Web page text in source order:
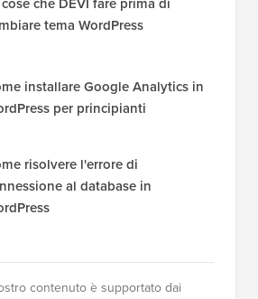
tema WordPress
installare Google Analytics in
per principianti
risolvere l'errore di
al database in
contenuto è supportato dai